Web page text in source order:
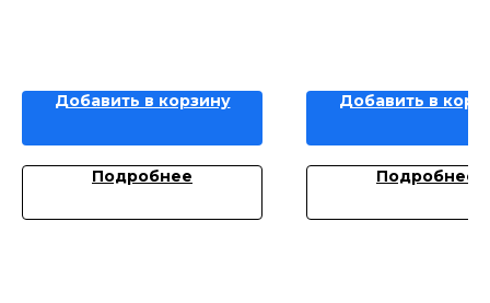
Добавить в корзину
Подробнее
Добавить в
Подробнее